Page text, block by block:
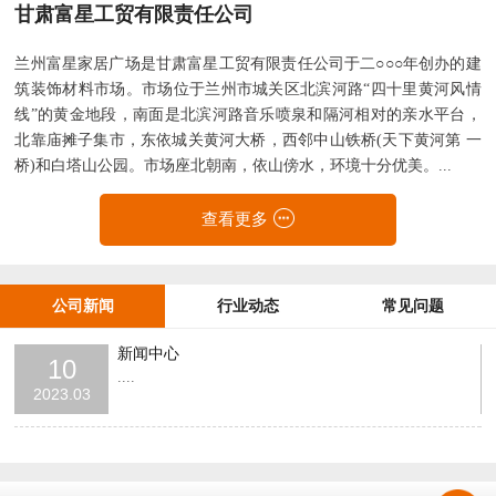
甘肃富星工贸有限责任公司
兰州富星家居广场是甘肃富星工贸有限责任公司于二○○○年创办的建
筑装饰材料市场。市场位于兰州市城关区北滨河路“四十里黄河风情
线”的黄金地段，南面是北滨河路音乐喷泉和隔河相对的亲水平台，
北靠庙摊子集市，东依城关黄河大桥，西邻中山铁桥(天下黄河第 一
桥)和白塔山公园。市场座北朝南，依山傍水，环境十分优美。...
查看更多
公司新闻 行业动态 常见问题
10
2023.03
新闻中心
....